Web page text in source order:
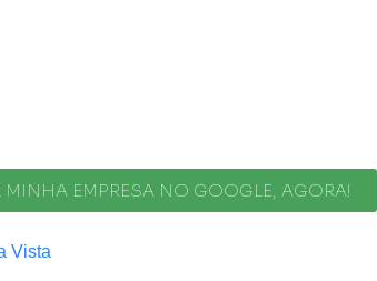
MINHA EMPRESA NO GOOGLE, AGORA!
Vista